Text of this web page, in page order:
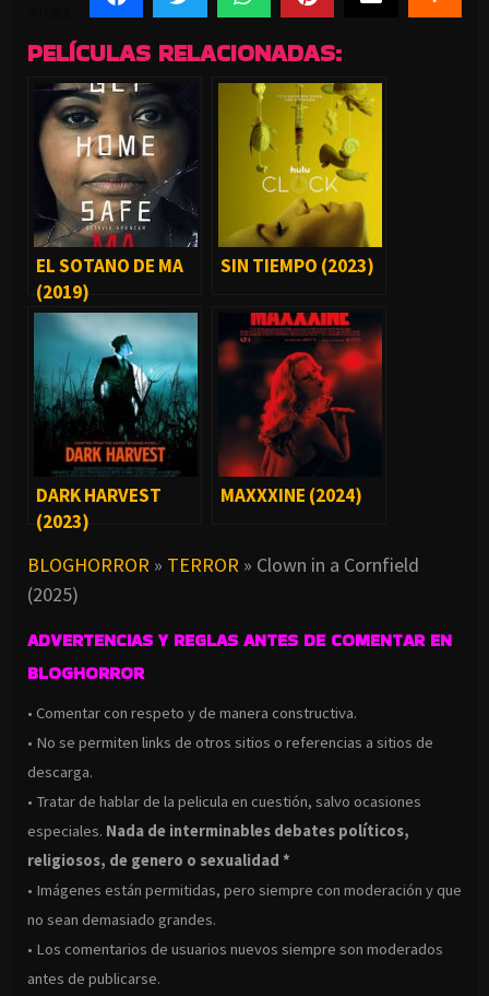
PELÍCULAS RELACIONADAS:
EL SOTANO DE MA
(2019)
SIN TIEMPO (2023)
DARK HARVEST
(2023)
MAXXXINE (2024)
BLOGHORROR » TERROR » Clown in a Cornfield
(2025)
ADVERTENCIAS Y REGLAS ANTES DE COMENTAR EN
BLOGHORROR
• Comentar con respeto y de manera constructiva.
• No se permiten links de otros sitios o referencias a sitios de
descarga.
• Tratar de hablar de la pelicula en cuestión, salvo ocasiones
especiales. Nada de interminables debates políticos,
religiosos, de genero o sexualidad *
• Imágenes están permitidas, pero siempre con moderación y que
no sean demasiado grandes.
• Los comentarios de usuarios nuevos siempre son moderados
antes de publicarse.